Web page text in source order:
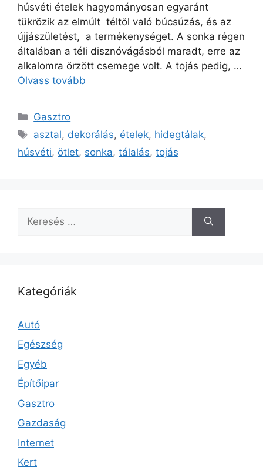
húsvéti ételek hagyományosan egyaránt
tükrözik az elmúlt téltől való búcsúzás, és az
újjászületést, a termékenységet. A sonka régen
általában a téli disznóvágásból maradt, erre az
alkalomra őrzött csemege volt. A tojás pedig, …
Olvass tovább
Kategória
Gasztro
Címkék
asztal, dekorálás, ételek, hidegtálak,
húsvéti, ötlet, sonka, tálalás, tojás
Keresés:
Kategóriák
Autó
Egészség
Egyéb
Építőipar
Gasztro
Gazdaság
Internet
Kert